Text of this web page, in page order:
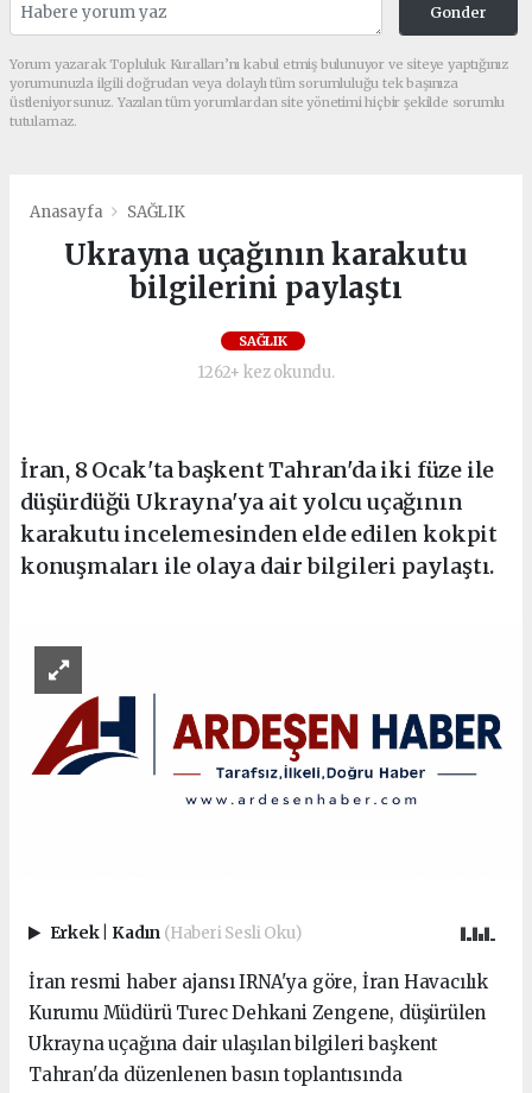
Gonder
Yorum yazarak Topluluk Kuralları’nı kabul etmiş bulunuyor ve siteye yaptığınız
yorumunuzla ilgili doğrudan veya dolaylı tüm sorumluluğu tek başınıza
üstleniyorsunuz. Yazılan tüm yorumlardan site yönetimi hiçbir şekilde sorumlu
tutulamaz.
Anasayfa SAĞLIK
Ukrayna uçağının karakutu
bilgilerini paylaştı
SAĞLIK
1262+ kez okundu.
İran, 8 Ocak'ta başkent Tahran'da iki füze ile
düşürdüğü Ukrayna'ya ait yolcu uçağının
karakutu incelemesinden elde edilen kokpit
konuşmaları ile olaya dair bilgileri paylaştı.
Erkek Kadın (Haberi Sesli Oku)
İran resmi haber ajansı IRNA'ya göre, İran Havacılık
Kurumu Müdürü Turec Dehkani Zengene, düşürülen
Ukrayna uçağına dair ulaşılan bilgileri başkent
Tahran'da düzenlenen basın toplantısında